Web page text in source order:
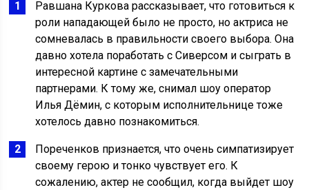
Равшана Куркова рассказывает, что готовиться к
роли нападающей было не просто, но актриса не
сомневалась в правильности своего выбора. Она
давно хотела поработать с Сиверсом и сыграть в
интересной картине с замечательными
партнерами. К тому же, снимал шоу оператор
Илья Дёмин, с которым исполнительнице тоже
хотелось давно познакомиться.
Пореченков признается, что очень симпатизирует
своему герою и тонко чувствует его. К
сожалению, актер не сообщил, когда выйдет шоу